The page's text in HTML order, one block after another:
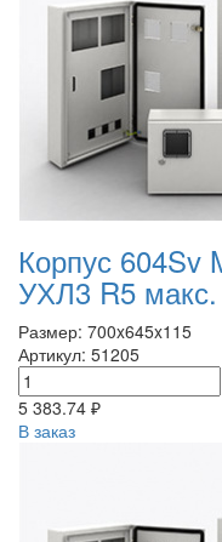
Корпус 604Sv
УХЛ3 R5
Размер: 700x645x115
Артикул: 51205
5 383.74 ₽
В заказ